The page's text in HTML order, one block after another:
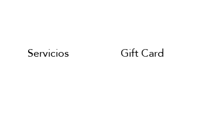
Servicios Gift Card